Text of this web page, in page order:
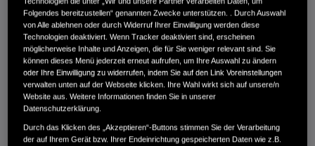
36V 2.0AH
€119,00
Ein leichter 2,0 Ah-Akku für kleinere Gärten und mehr
Folgendes bereitzustellen“ genannten Zwecke unterstützen. . Durch Auswahl
von Alle ablehnen oder durch Widerruf Ihrer Einwilligung werden diese
Technologien deaktiviert. Wenn Tracker deaktiviert sind, erscheinen
möglicherweise Inhalte und Anzeigen, die für Sie weniger relevant sind. Sie
können dieses Menü jederzeit erneut aufrufen, um Ihre Auswahl zu ändern
oder Ihre Einwilligung zu widerrufen, indem Sie auf den Link Voreinstellungen
verwalten unten auf der Webseite klicken. Ihre Wahl wirkt sich auf unsere/n
Website aus. Weitere Informationen finden Sie in unserer
Datenschutzerklärung.
Durch das Klicken des „Akzeptieren“-Buttons stimmen Sie der Verarbeitung
der auf Ihrem Gerät bzw. Ihrer Endeinrichtung gespeicherten Daten wie z.B.